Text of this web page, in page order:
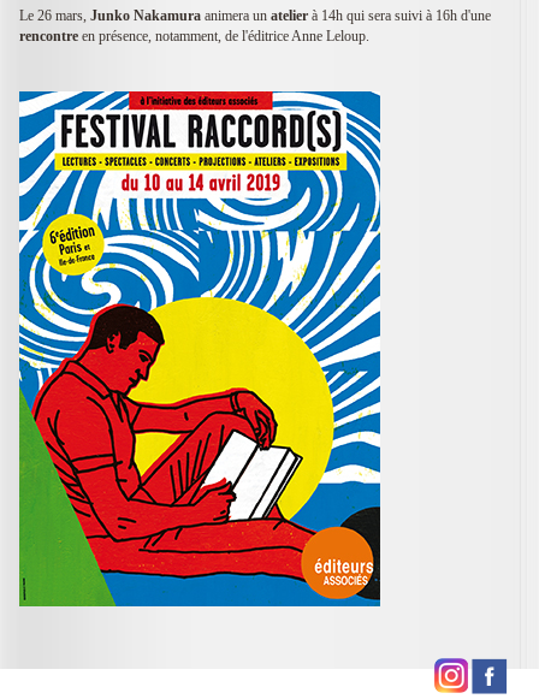
Le 26 mars, Junko Nakamura animera un atelier à 14h qui sera suivi à 16h d'une
rencontre en présence, notamment, de l'éditrice Anne Leloup.